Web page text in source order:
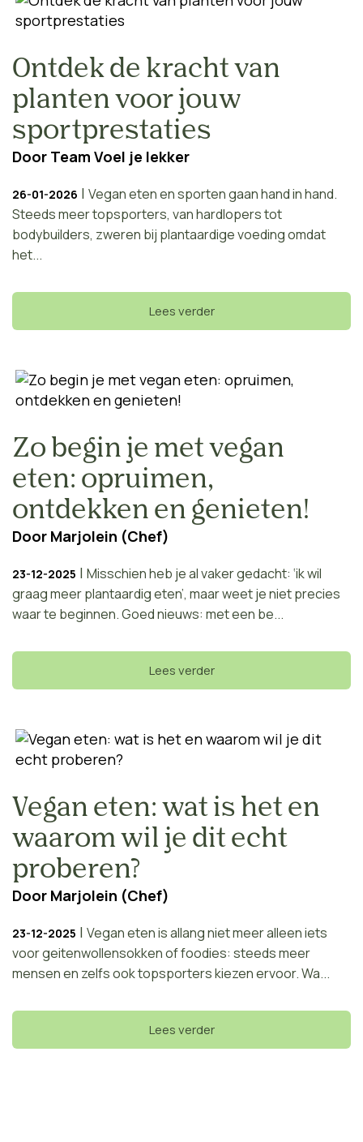
Ontdek de kracht van
planten voor jouw
sportprestaties
Door Team Voel je lekker
26-01-2026 | Vegan eten en sporten gaan hand in hand.
Steeds meer topsporters, van hardlopers tot
bodybuilders, zweren bij plantaardige voeding omdat
het...
Lees verder
Zo begin je met vegan
eten: opruimen,
ontdekken en genieten!
Door Marjolein (Chef)
23-12-2025 | Misschien heb je al vaker gedacht: ‘ik wil
graag meer plantaardig eten’, maar weet je niet precies
waar te beginnen. Goed nieuws: met een be...
Lees verder
Vegan eten: wat is het en
waarom wil je dit echt
proberen?
Door Marjolein (Chef)
23-12-2025 | Vegan eten is allang niet meer alleen iets
voor geitenwollensokken of foodies: steeds meer
mensen en zelfs ook topsporters kiezen ervoor. Wa...
Lees verder